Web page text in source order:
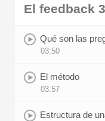
El feedback
Qué son las
03:50
El método
03:57
Estructura de